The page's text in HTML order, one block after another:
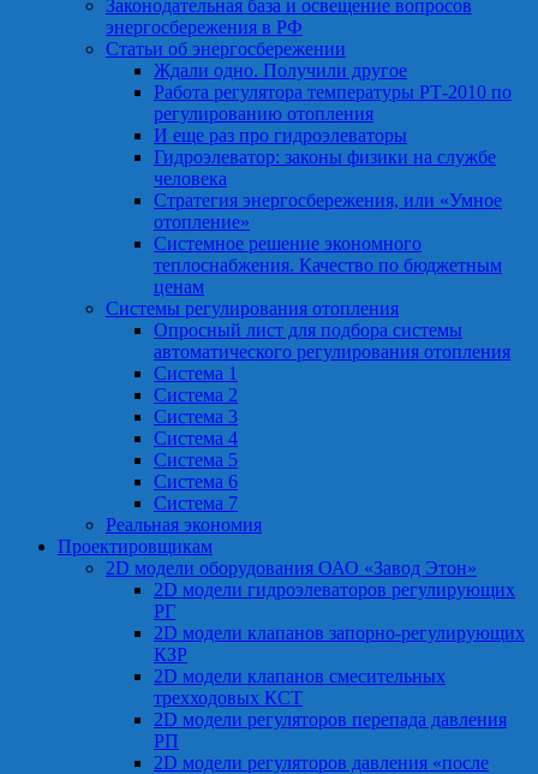
Законодательная база и освещение вопросов
энергосбережения в РФ
Статьи об энергосбережении
Ждали одно. Получили другое
Работа регулятора температуры РТ-2010 по
регулированию отопления
И еще раз про гидроэлеваторы
Гидроэлеватор: законы физики на службе
человека
Стратегия энергосбережения, или «Умное
отопление»
Системное решение экономного
теплоснабжения. Качество по бюджетным
ценам
Системы регулирования отопления
Опросный лист для подбора системы
автоматического регулирования отопления
Система 1
Система 2
Система 3
Система 4
Система 5
Система 6
Система 7
Реальная экономия
Проектировщикам
2D модели оборудования ОАО «Завод Этон»
2D модели гидроэлеваторов регулирующих
РГ
2D модели клапанов запорно-регулирующих
КЗР
2D модели клапанов смесительных
трехходовых КСТ
2D модели регуляторов перепада давления
РП
2D модели регуляторов давления «после